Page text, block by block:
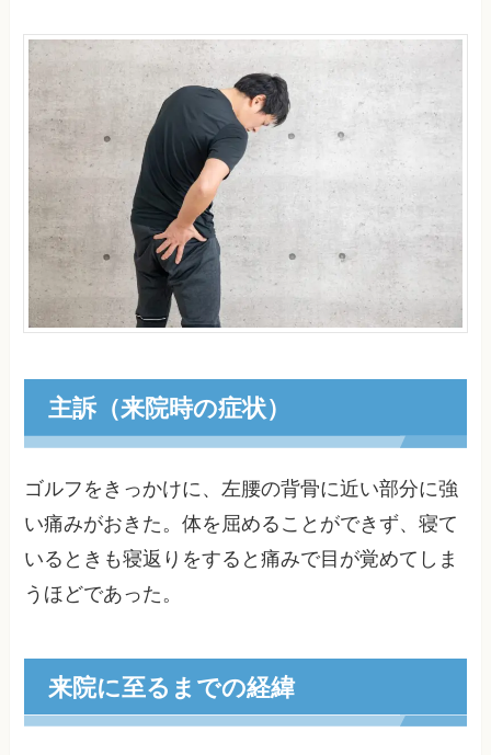
主訴（来院時の症状）
ゴルフをきっかけに、左腰の背骨に近い部分に強
い痛みがおきた。体を屈めることができず、寝て
いるときも寝返りをすると痛みで目が覚めてしま
うほどであった。
来院に至るまでの経緯